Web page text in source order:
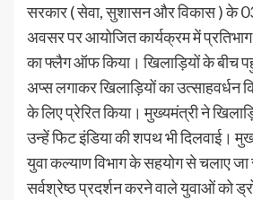
सरकार ( सेवा, सुशासन और विकास ) के 03
अवसर पर आयोजित कार्यक्रम में
का फ्लैग ऑफ किया। खिलाड़ियों के बीच
अप्स लगाकर खिलाड़ियों का उत्साहवर्धन
के लिए प्रेरित किया। मुख्यमंत्री ने
उन्हें फिट इंडिया की शपथ भी दिलवाई।
युवा कल्याण विभाग के सहयोग से चलाए जा
सर्वश्रेष्ठ प्रदर्शन करने वाले युवाओं को